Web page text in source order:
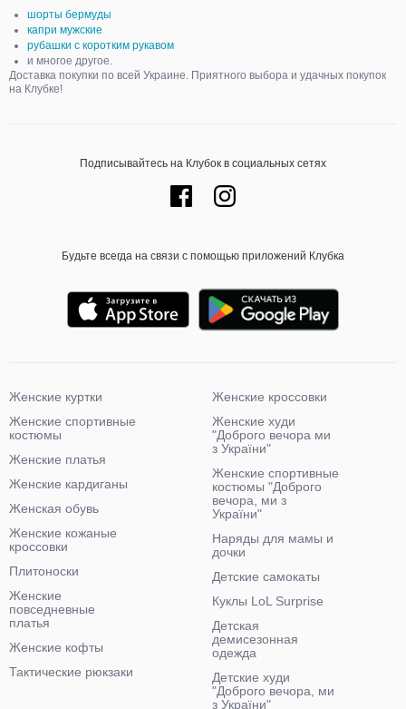
шорты бермуды
капри мужские
рубашки с коротким рукавом
и многое другое.
Доставка покупки по всей Украине. Приятного выбора и удачных покупок
на Клубке!
Подписывайтесь на Клубок в социальных сетях
Будьте всегда на связи с помощью приложений Клубка
Женские куртки
Женские спортивные
костюмы
Женские платья
Женские кардиганы
Женская обувь
Женские кожаные
кроссовки
Плитоноски
Женские
повседневные
платья
Женские кофты
Тактические рюкзаки
Женские кроссовки
Женские худи
"Доброго вечора ми
з України"
Женские спортивные
костюмы "Доброго
вечора, ми з
України"
Наряды для мамы и
дочки
Детские самокаты
Куклы LoL Surprise
Детская
демисезонная
одежда
Детские худи
"Доброго вечора, ми
з України"